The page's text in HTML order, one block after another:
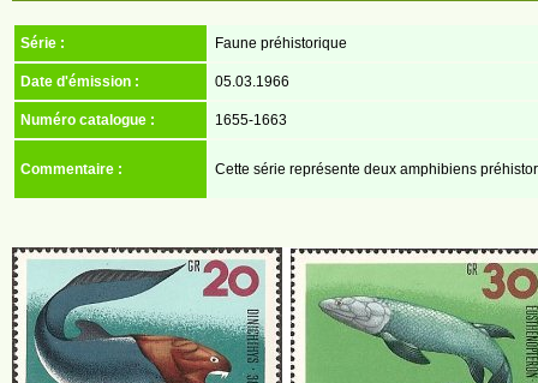
Série : Faune préhistorique
Date d'émission : 05.03.1966
Numéro catalogue : 1655-1663
Commentaire : Cette série représente deux amphibiens